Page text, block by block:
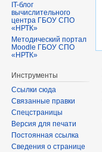
IT-блог
вычислительного
центра ГБОУ СПО
«НРТК»
Методический портал
Moodle ГБОУ СПО
«НРТК»
Инструменты
Ссылки сюда
Связанные правки
Спецстраницы
Версия для печати
Постоянная ссылка
Сведения о странице